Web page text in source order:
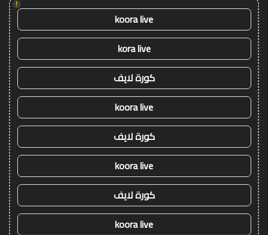
!
koora live
kora live
كورة لايف
koora live
كورة لايف
koora live
كورة لايف
koora live